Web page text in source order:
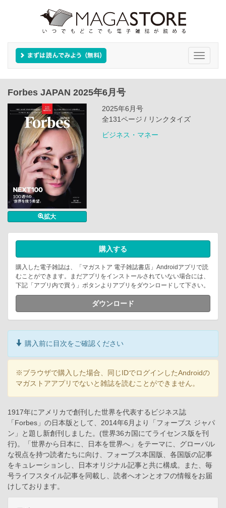
Toggle
Forbes JAPAN 2025年6月号
拡大
2025年6月号
全131ページ / リンクタイズ
ビジネス・マネー
購入する
購入した電子雑誌は、「マガストア 電子雑誌書店」Androidアプリで読
むことができます。まだアプリをインストールされていない場合には、
下記「アプリ内で買う」ボタンよりアプリをダウンロードして下さい。
ダウンロード
購入前に目次をご確認ください
※ブラウザで購入した場合、同じIDでログインしたAndroidの
マガストアアプリでないと雑誌を読むことができません。
1917年にアメリカで創刊した世界を代表するビジネス誌
「Forbes」の日本版として、2014年6月より「フォーブス ジャパ
ン」と題し新創刊しました。(世界36カ国にてライセンス版を刊
行)。「世界から日本に、日本を世界へ」をテーマに、グローバル
な視点を持つ読者たちに向け、フォーブス本国版、各国版の記事
をキュレーションし、日本オリジナル記事と共に構成。また、毎
号ライフスタイル記事を同載し、読者へオンとオフの情報をお届
けしております。